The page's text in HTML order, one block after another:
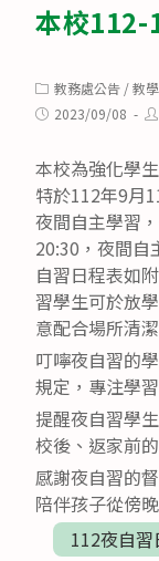
本校112-
Post
category:
教務處公告 /教
Post2023/09/08
本校為強化學
特於112年9月
夜間自主學習
20:30，夜間自
自習日程表如
習學生可於放
意配合場所清
叮嚀夜自習的
規定，專注學
提醒夜自習學
校後、返家前
感謝夜自習的
陪伴孩子從傍
112夜自習